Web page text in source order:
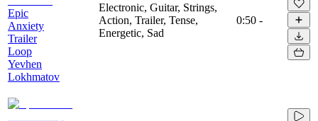
Epic
Anxiety
Trailer
Loop
Yevhen
Lokhmatov
Electronic, Guitar, Strings,
Action, Trailer, Tense,
Energetic, Sad
0:50 -